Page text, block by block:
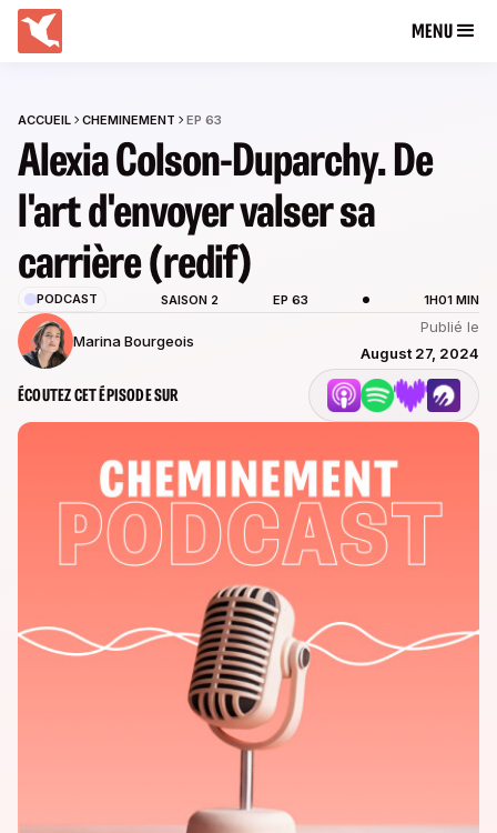
MENU
ACCUEIL CHEMINEMENT EP 63
Alexia Colson-Duparchy. De
l'art d'envoyer valser sa
carrière (redif)
PODCAST SAISON 2 EP 63 1H01 MIN
Marina Bourgeois
Publié le
August 27, 2024
ÉCOUTEZ CET ÉPISODE SUR